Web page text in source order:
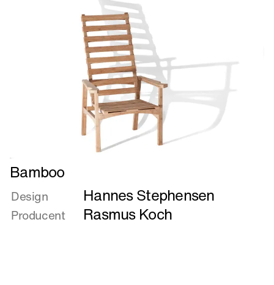
Læs
mere
om
Bamboo
Bamboo
Design Hannes Stephensen
Producent Rasmus Koch